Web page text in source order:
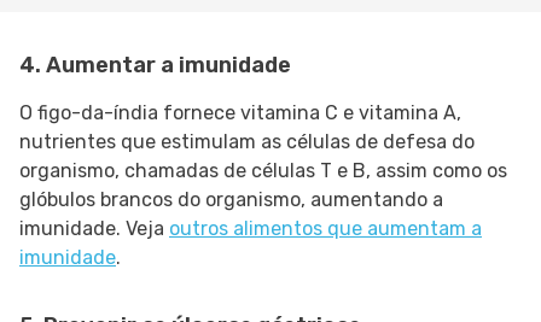
4. Aumentar a imunidade
O figo-da-índia fornece vitamina C e vitamina A,
nutrientes que estimulam as células de defesa do
organismo, chamadas de células T e B, assim como os
glóbulos brancos do organismo, aumentando a
imunidade. Veja outros alimentos que aumentam a
imunidade.